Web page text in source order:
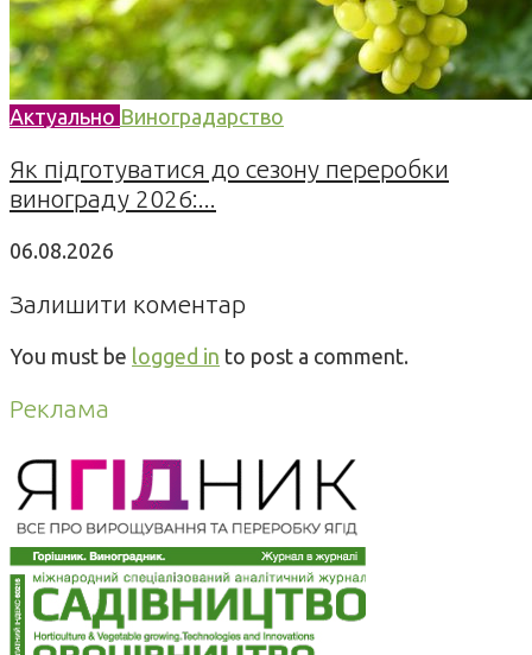
Актуально Виноградарство
Як підготуватися до сезону переробки
винограду 2026:...
06.08.2026
Залишити коментар
You must be logged in to post a comment.
Реклама